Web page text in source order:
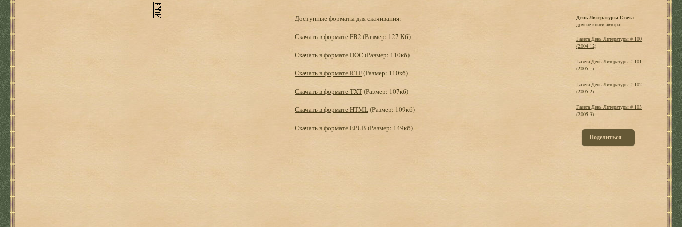
Доступные форматы для скачивания:
Скачать в формате FB2 (Размер: 127 Кб)
Скачать в формате DOC (Размер: 110кб)
Скачать в формате RTF(Размер: 110кб)
Скачать в формате TXT(Размер: 107кб)
Скачать в формате HTML(Размер: 109кб)
Скачать в формате EPUB (Размер: 149кб)
День Литературы Газета
другие книги автора:
Газета День Литературы # 100
(2004 12)
Газета День Литературы # 101
(2005 1)
Газета День Литературы # 102
(2005 2)
Газета День Литературы # 103
(2005 3)
Поделиться